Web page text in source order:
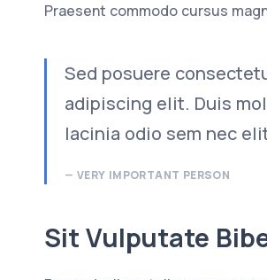
Praesent commodo cursus
Sed posuere
adipiscing elit. Duis
lacinia odio sem nec
VERY IMPORTANT PERSON
Sit Vulputate